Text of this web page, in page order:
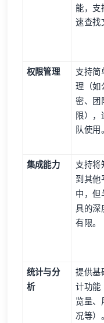
能，支
速查找
权限管理 支持简
理（如
密、团
限），
队使用。
集成能力 支持将
到其他
中，但
具的深
有限。
统计与分
析
提供基
计功能
览量、
况等）。